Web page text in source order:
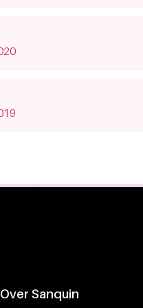
Over Sanquin